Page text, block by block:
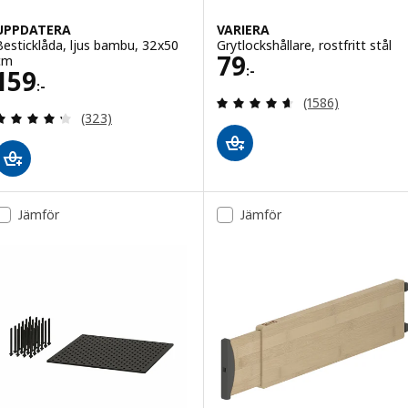
ljus bambu, 32x50
:-
159:-
Recensera: 4.3 utav 5 stjärnor. Totalt antal
(323)
VARIERA
Grytlockshållare, rostfritt stål
79:-
Pris 79:-
Recensera:
(1586)
Jämför Jämför